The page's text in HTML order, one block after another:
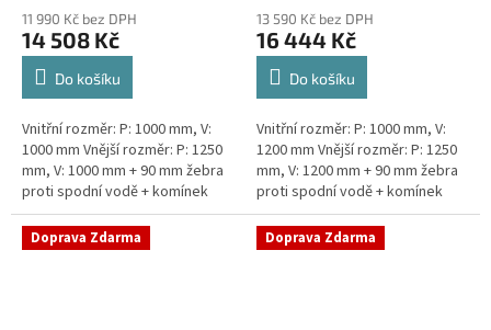
11 990 Kč bez DPH
14 508 Kč
Do košíku
Vnitřní rozměr: P: 1000 mm, V:
1000 mm Vnější rozměr: P: 1250
mm, V: 1000 mm + 90 mm žebra
proti spodní vodě + komínek
Dvouplášťová vodoměrná šachta
- vhodná do míst...
13 590 Kč bez DPH
16 444 Kč
Do košíku
Vnitřní rozměr: P: 1000 mm, V:
1200 mm Vnější rozměr: P: 1250
mm, V: 1200 mm + 90 mm žebra
proti spodní vodě + komínek
Dvouplášťová vodoměrná šachta
- vhodná do míst...
Doprava Zdarma Doprava Zdarma